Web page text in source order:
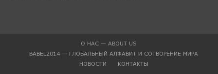
О НАС — ABOUT US
BABEL2014 — ГЛОБАЛЬНЫЙ АЛФАВИТ И СОТВОРЕНИЕ МИРА
НОВОСТИ
КОНТАКТЫ